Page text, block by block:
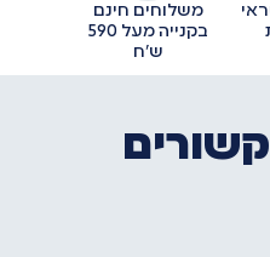
משלוחים חינם
בקנייה מעל 590
ש״ח